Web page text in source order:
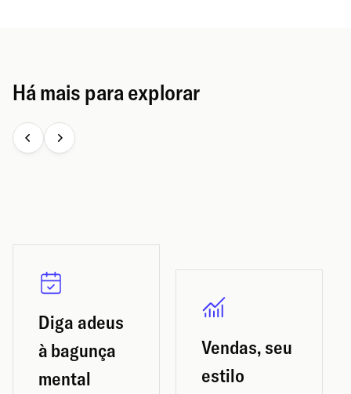
Há mais para explorar
Diga adeus
à bagunça
mental
Vendas, seu
estilo